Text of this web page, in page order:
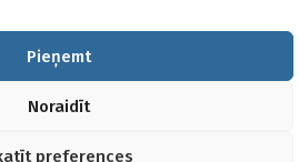
Pieņemt
Noraidīt
preferences